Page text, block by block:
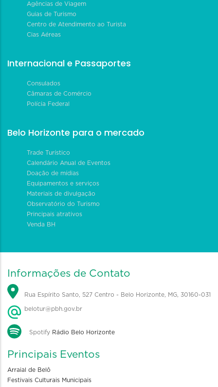
Agências de Viagem
Guias de Turismo
Centro de Atendimento ao Turista
Cias Aéreas
Internacional e Passaportes
Consulados
Câmaras de Comércio
Polícia Federal
Belo Horizonte para o mercado
Trade Turístico
Calendário Anual de Eventos
Doação de mídias
Equipamentos e serviços
Materiais de divulgação
Observatório do Turismo
Principais atrativos
Venda BH
Informações de Contato
Rua Espírito Santo, 527 Centro - Belo Horizonte, MG, 30160-031
belotur@pbh.gov.br
Spotify Rádio Belo Horizonte
Principais Eventos
Arraial de Belô
Festivais Culturais Municipais